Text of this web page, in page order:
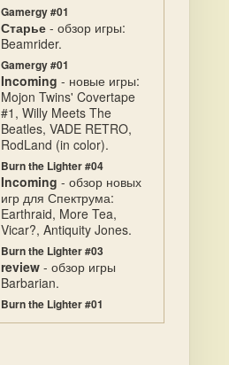
Gamergy #01
Старье - обзор игры:
Beamrider.
Gamergy #01
Incoming - новые игры:
Mojon Twins' Covertape
#1, Willy Meets The
Beatles, VADE RETRO,
RodLand (in color).
Burn the Lighter #04
Incoming - обзор новых
игр для Спектрума:
Earthraid, More Tea,
Vicar?, Antiquity Jones.
Burn the Lighter #03
review - обзор игры
Barbarian.
Burn the Lighter #01